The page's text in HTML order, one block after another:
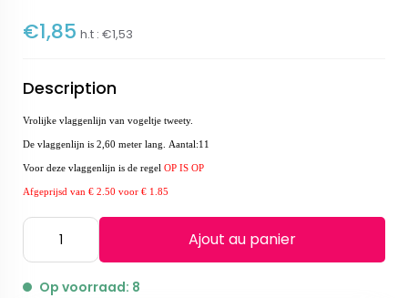
€1,85 h.t : €1,53
Description
Vrolijke vlaggenlijn van vogeltje tweety.
De vlaggenlijn is 2,60 meter lang. Aantal:11
Voor deze vlaggenlijn is de regel OP IS OP
Afgeprijsd van € 2.50 voor € 1.85
Ajout au panier
Op voorraad: 8